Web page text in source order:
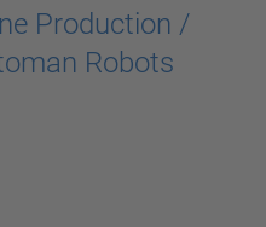
Platform
Production /
Robots